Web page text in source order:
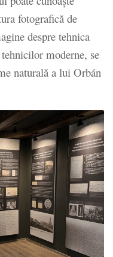
fotografică de
despre tehnica
moderne, se
naturală a lui Orbán